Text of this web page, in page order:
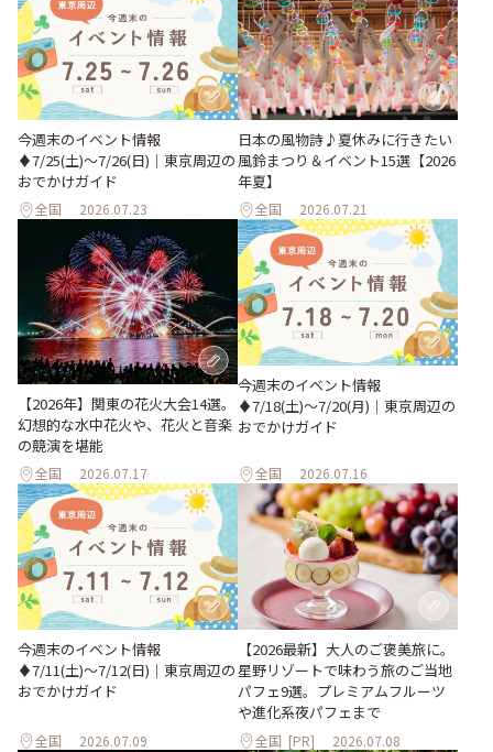
今週末のイベント情報
♦︎7/25(土)〜7/26(日)｜東京周辺の
おでかけガイド
全国 2026.07.23
日本の風物詩♪夏休みに行きたい
風鈴まつり＆イベント15選【2026
年夏】
全国 2026.07.21
【2026年】関東の花火大会14選。
幻想的な水中花火や、花火と音楽
の競演を堪能
全国 2026.07.17
今週末のイベント情報
♦︎7/18(土)〜7/20(月)｜東京周辺の
おでかけガイド
全国 2026.07.16
今週末のイベント情報
♦︎7/11(土)〜7/12(日)｜東京周辺の
おでかけガイド
全国 2026.07.09
【2026最新】大人のご褒美旅に。
星野リゾートで味わう旅のご当地
パフェ9選。プレミアムフルーツ
や進化系夜パフェまで
全国 [PR] 2026.07.08